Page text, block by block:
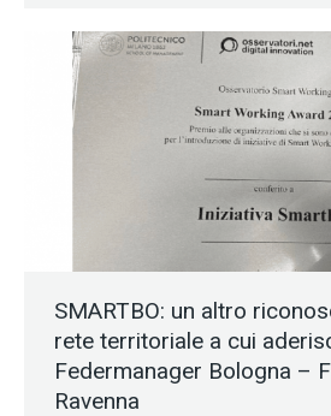
SMARTBO: un altro
rete territoriale a cui
Federmanager Bologna –
Ravenna